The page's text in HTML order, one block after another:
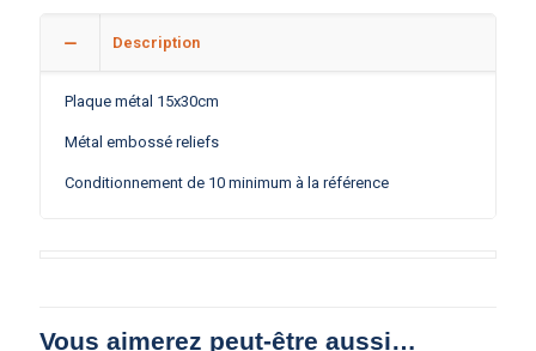
Description
Plaque métal 15x30cm
Métal embossé reliefs
Conditionnement de 10 minimum à la référence
Vous aimerez peut-être aussi…